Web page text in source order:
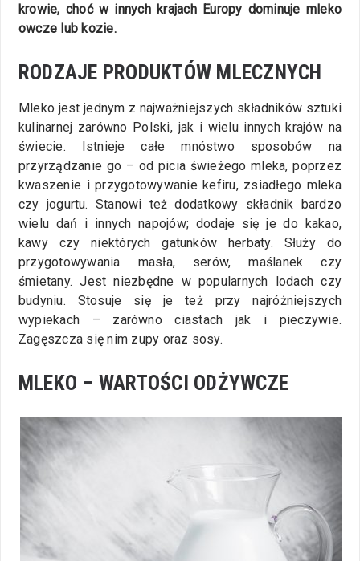
krowie, choć w innych krajach Europy dominuje mleko
owcze lub kozie.
RODZAJE PRODUKTÓW MLECZNYCH
Mleko jest jednym z najważniejszych składników sztuki
kulinarnej zarówno Polski, jak i wielu innych krajów na
świecie. Istnieje całe mnóstwo sposobów na
przyrządzanie go – od picia świeżego mleka, poprzez
kwaszenie i przygotowywanie kefiru, zsiadłego mleka
czy jogurtu. Stanowi też dodatkowy składnik bardzo
wielu dań i innych napojów; dodaje się je do kakao,
kawy czy niektórych gatunków herbaty. Służy do
przygotowywania masła, serów, maślanek czy
śmietany. Jest niezbędne w popularnych lodach czy
budyniu. Stosuje się je też przy najróżniejszych
wypiekach – zarówno ciastach jak i pieczywie.
Zagęszcza się nim zupy oraz sosy.
MLEKO – WARTOŚCI ODŻYWCZE